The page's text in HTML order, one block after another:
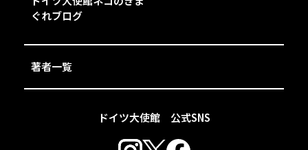
ドイツ大使館 公式SNS
ぐれブログ
著者一覧